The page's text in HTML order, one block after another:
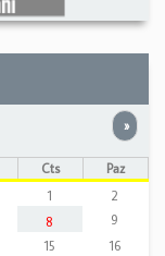
»
Cts
Paz
1
2
8
9
15
16